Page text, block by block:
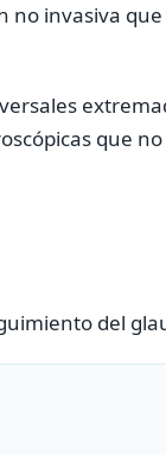
no invasiva
que
del